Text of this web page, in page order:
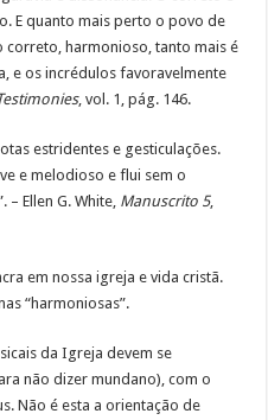
E quanto mais perto o povo de
harmonioso, tanto mais é
e os incrédulos favoravelmente
, vol. 1, pág. 146.
estridentes e gesticulações.
e melodioso e flui sem o
Ellen G. White, Manuscrito 5,
em nossa igreja e vida cristã.
“harmoniosas”.
da Igreja devem se
não dizer mundano), com o
Não é esta a orientação de